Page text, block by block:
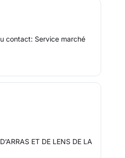
contact: Service marché
ET DE LENS DE LA